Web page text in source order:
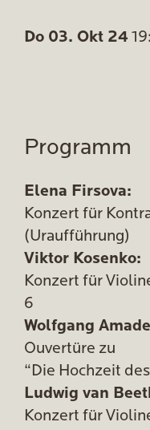
Do 03. Okt 24
Programm
Elena Firsova:
Konzert für
(Uraufführung)
Viktor Kosenko:
Konzert für
6
Wolfgang
Ouvertüre zu
“Die Hochzeit
Ludwig van
Konzert für